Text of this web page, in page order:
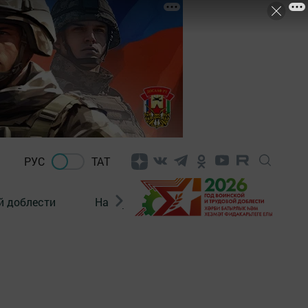
РУС ТАТ
доблести Нацпроекты Поколение будущего